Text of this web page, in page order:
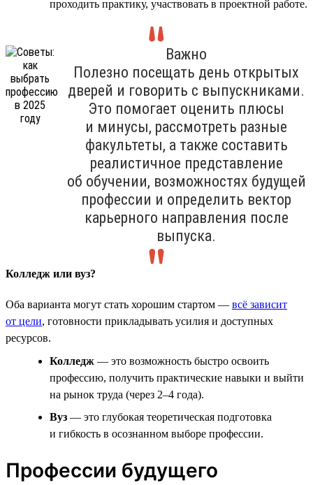
проходить практику, участвовать в проектной работе.
Важно
Полезно посещать день открытых
дверей и говорить с выпускниками.
Это помогает оценить плюсы
и минусы, рассмотреть разные
факультеты, а также составить
реалистичное представление
об обучении, возможностях будущей
профессии и определить вектор
карьерного направления после
выпуска.
Колледж или вуз?
Оба варианта могут стать хорошим стартом — всё зависит
от цели, готовности прикладывать усилия и доступных
ресурсов.
Колледж — это возможность быстро освоить
профессию, получить практические навыки и выйти
на рынок труда (через 2–4 года).
Вуз — это глубокая теоретическая подготовка
и гибкость в осознанном выборе профессии.
Профессии будущего